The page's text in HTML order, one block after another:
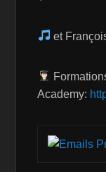
et
Academy: